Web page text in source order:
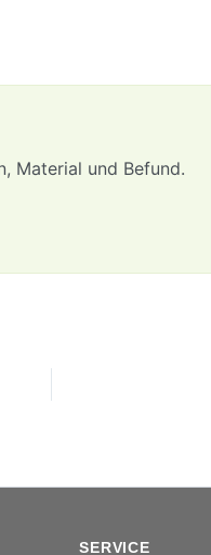
Material und Befund.
SERVICE